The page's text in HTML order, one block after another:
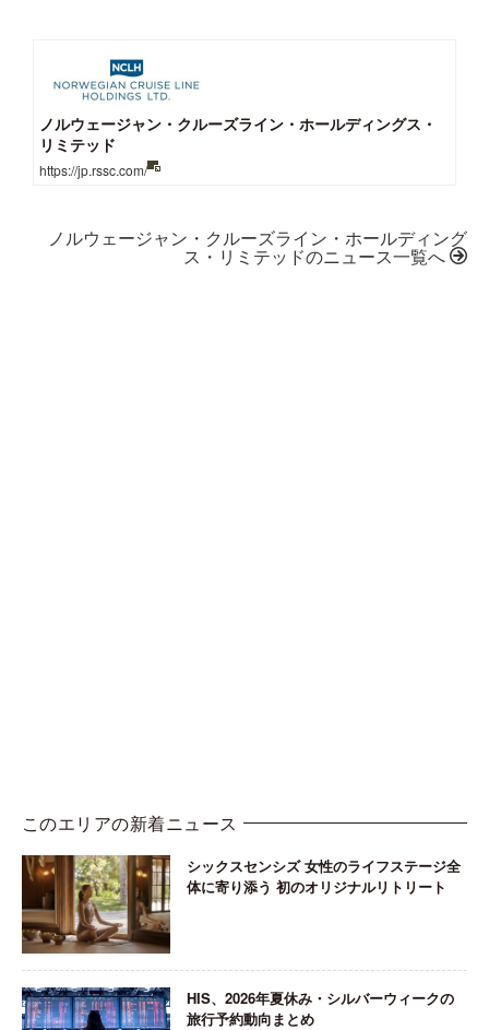
ノルウェージャン・クルーズライン・ホールディングス・
リミテッド
https://jp.rssc.com/
ノルウェージャン・クルーズライン・ホールディング
ス・リミテッドのニュース一覧へ
このエリアの新着ニュース
シックスセンシズ 女性のライフステージ全
体に寄り添う 初のオリジナルリトリート
HIS、2026年夏休み・シルバーウィークの
旅行予約動向まとめ